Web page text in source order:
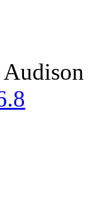
Audison